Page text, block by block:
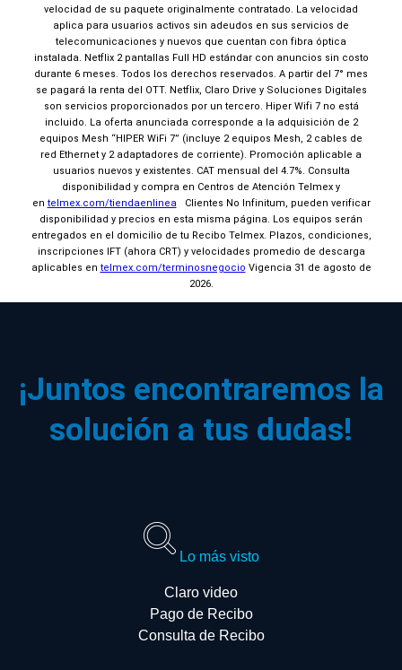
6 meses van por nuestra cuenta
Continuar orden
velocidad de su paquete originalmente contratado. La velocidad
aplica para usuarios activos sin adeudos en sus servicios de
telecomunicaciones y nuevos que cuentan con fibra óptica
instalada. Netflix 2 pantallas Full HD estándar con anuncios sin costo
durante 6 meses. Todos los derechos reservados. A partir del 7° mes
se pagará la renta del OTT. Netflix, Claro Drive y Soluciones Digitales
son servicios proporcionados por un tercero. Hiper Wifi 7 no está
incluido. La oferta anunciada corresponde a la adquisición de 2
equipos Mesh “HIPER WiFi 7” (incluye 2 equipos Mesh, 2 cables de
red Ethernet y 2 adaptadores de corriente). Promoción aplicable a
usuarios nuevos y existentes. CAT mensual del 4.7%. Consulta
disponibilidad y compra en Centros de Atención Telmex y
en telmex.com/tiendaenlineaClientes No Infinitum, pueden verificar
disponibilidad y precios en esta misma página. Los equipos serán
entregados en el domicilio de tu Recibo Telmex. Plazos, condiciones,
inscripciones IFT (ahora CRT) y velocidades promedio de descarga
aplicables en telmex.com/terminosnegocio Vigencia 31 de agosto de
2026.
¡Juntos encontraremos la
solución a tus dudas!
Lo más visto
Claro video
Pago de Recibo
Consulta de Recibo